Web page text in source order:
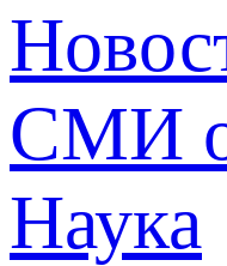
СМИ
Наука